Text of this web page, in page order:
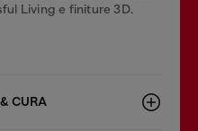
Living e finiture 3D.
CURA